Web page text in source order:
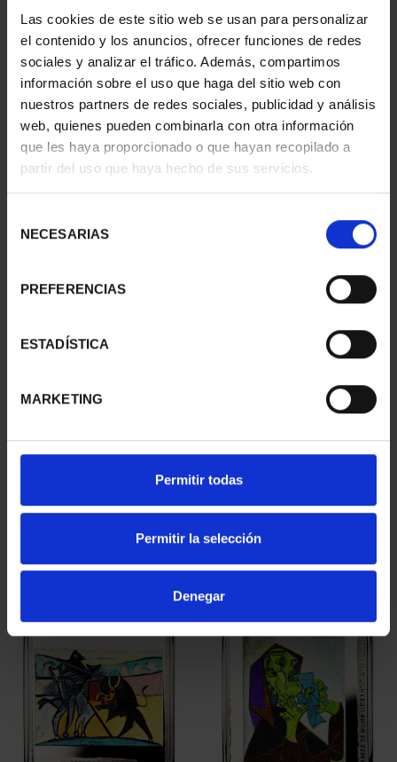
Las cookies de este sitio web se usan para personalizar
el contenido y los anuncios, ofrecer funciones de redes
sociales y analizar el tráfico. Además, compartimos
información sobre el uso que haga del sitio web con
nuestros partners de redes sociales, publicidad y análisis
web, quienes pueden combinarla con otra información
que les haya proporcionado o que hayan recopilado a
partir del uso que haya hecho de sus servicios.
NECESARIAS
PREFERENCIAS
ESTADÍSTICA
MARKETING
Permitir todas
Permitir la selección
Denegar
PICASSO (2023) ONZA
"MUJER EN AZUL"
163,00 €
PICASSO (2023) ONZA
"ARLEQUÍN (LEÓNIDE)"
163,00 €
PICASSO (2023) ONZA
163,00 €
PICASSO (2023) ONZA
163,00 €